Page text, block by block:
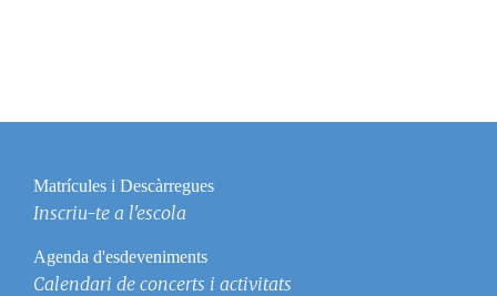
Matrícules i Descàrregues
Inscriu-te a l'escola
Agenda d'esdeveniments
Calendari de concerts i activitats